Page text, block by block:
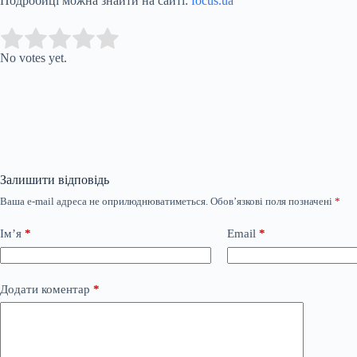
Rate this item:
No votes yet.
Залишити відповідь
Ваша e-mail адреса не оприлюднюватиметься. Обов’язкові поля позначені *
Ім’я * Email *
Додати коментар *